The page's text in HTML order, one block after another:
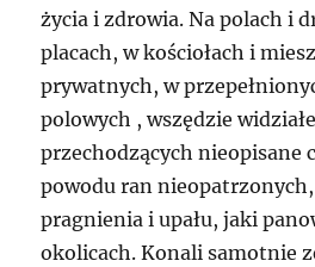
życia i zdrowia. Na polach i
placach, w kościołach i
prywatnych, w
polowych , wszędzie
przechodzących nieopisane
powodu ran
pragnienia i upału, jaki
okolicach. Konali samotnie